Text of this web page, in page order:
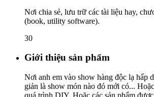
Nơi chia sẻ, lưu trữ các tài liệu hay,
(book, utility software).
30
Giới thiệu sản phẩm
Nơi anh em vào show hàng độc lạ hấp
giản là show món nào đó mới có...
quá trình DIY. Hoặc các sản phẩm